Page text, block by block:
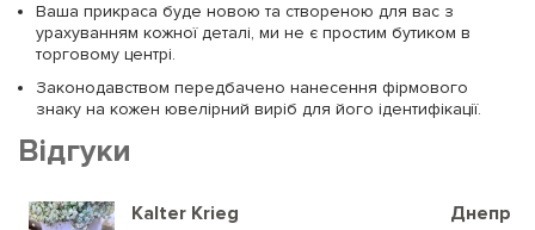
Ваша прикраса буде новою та створеною для вас з
урахуванням кожної деталі, ми не є простим бутиком в
торговому центрі.
Законодавством передбачено нанесення фірмового
знаку на кожен ювелірний виріб для його ідентифікації.
Відгуки
Kalter Krieg Днепр